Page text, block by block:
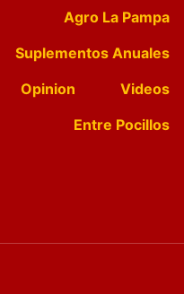
Agro La Pampa
Suplementos Anuales
Opinion
Videos
Entre Pocillos